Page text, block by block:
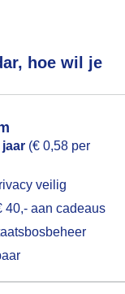
hoe wil je
jaar (€ 0,58 per
veilig
40,- aan cadeaus
Weerzine
gebruiken voor
akkoord op hebt
een pop-up uit